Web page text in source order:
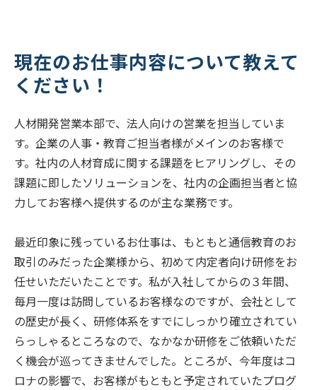
現在のお仕事内容について教えて
ください！
人材開発営業本部で、法人向けの営業を担当していま
す。企業の人事・教育ご担当者様がメインのお客様で
す。社内の人材育成に関する課題をヒアリングし、その
課題に即したソリューションを、社内の企画担当者と協
力してお客様へ提供するのが主な業務です。
最近印象に残っているお仕事は、もともと通信教育のお
取引のみだった企業様から、初めて内定者向け研修をお
任せいただいたことです。私が入社してからの３年間、
毎月一度は訪問しているお客様なのですが、会社として
の歴史が長く、研修体系をすでにしっかり確立されてい
らっしゃるところなので、なかなか研修をご依頼いただ
く機会が巡ってきませんでした。ところが、今年度はコ
ロナの影響で、お客様がもともと予定されていたプログ